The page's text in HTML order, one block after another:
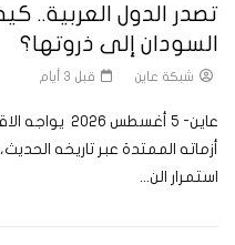
تصدر الدول العربية..
السودان إلى ذروتها؟
شبكة عاين قبل 3 أيام
عاين- 5
أزماته الممتدة عبر تاريخه
استمرار الن...